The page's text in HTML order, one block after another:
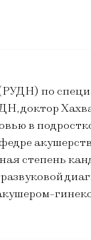
по
доктор
в
степень